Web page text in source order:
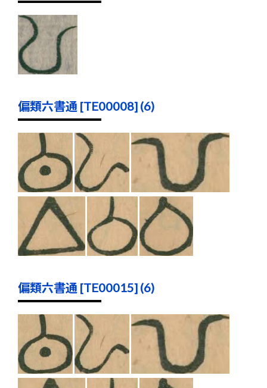
偏類六書通 [TE00008] (6)
偏類六書通 [TE00015] (6)